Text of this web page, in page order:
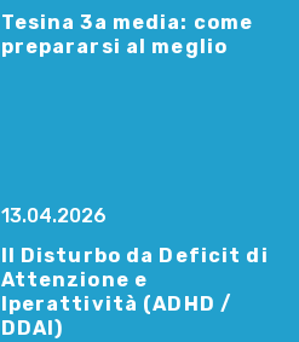
Tesina 3a media: come
prepararsi al meglio
13.04.2026
Il Disturbo da Deficit di
Attenzione e
Iperattività (ADHD /
DDAI)